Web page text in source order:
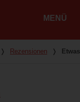
MENÜ
❭ Rezensionen ❭